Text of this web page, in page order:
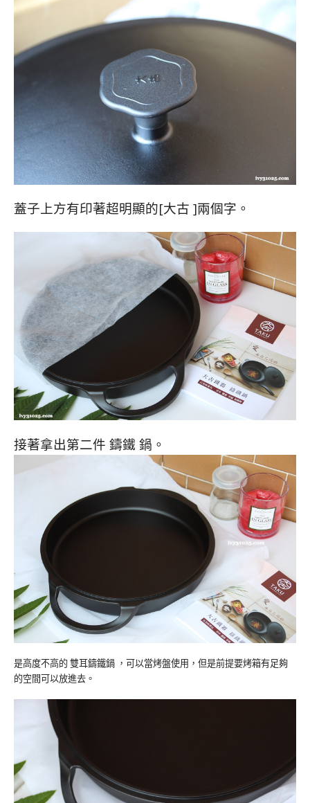
蓋子上方有印著超明顯的[大古 ]兩個字。
接著拿出第二件 鑄鐵 鍋。
是高度不高的 雙耳鑄鐵鍋 ，可以當烤盤使用，但是前提要烤箱有足夠
的空間可以放進去。